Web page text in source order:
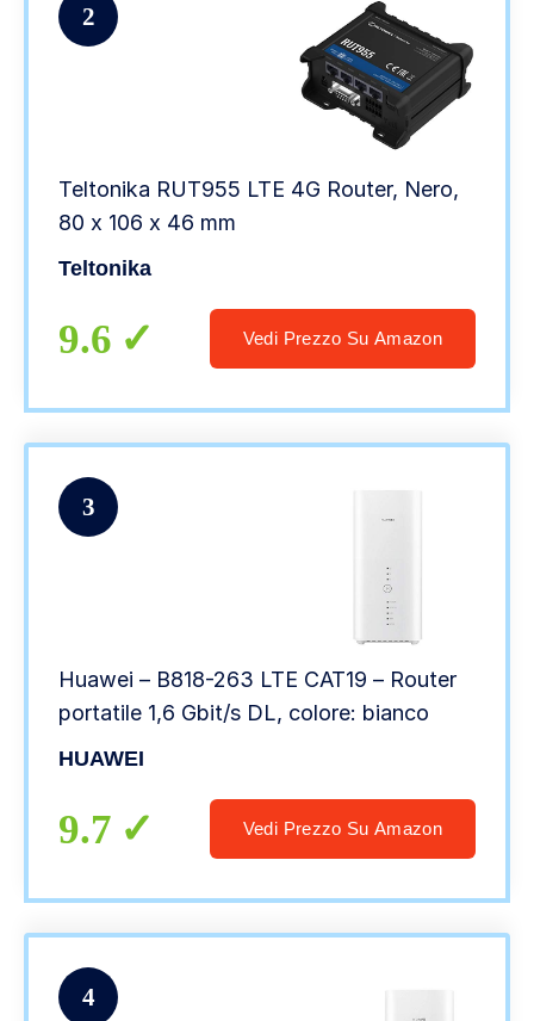
2
Teltonika RUT955 LTE 4G Router, Nero,
80 x 106 x 46 mm
Teltonika
9.6 Vedi Prezzo Su Amazon
3
Huawei – B818-263 LTE CAT19 – Router
portatile 1,6 Gbit/s DL, colore: bianco
HUAWEI
9.7 Vedi Prezzo Su Amazon
4